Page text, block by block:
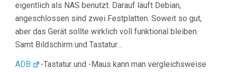
eigentlich als NAS benutzt. Darauf läuft Debian,
angeschlossen sind zwei Festplatten. Soweit so gut,
aber das Gerät sollte wirklich voll funktional bleiben.
Samt Bildschirm und Tastatur…
ADB
-Tastatur und -Maus kann man vergleichsweise